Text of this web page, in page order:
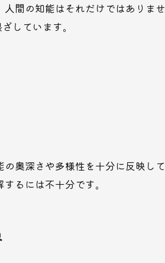
間の知能はそれだけではありませ
しています。
奥深さや多様性を十分に反映して
るには不十分です。